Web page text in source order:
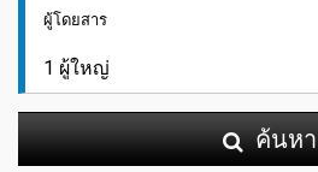
ผู้โดยสาร
ค้นหา